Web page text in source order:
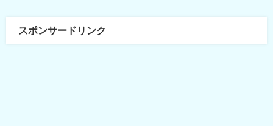
スポンサードリンク